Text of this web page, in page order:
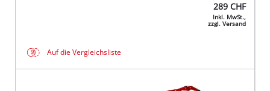
289 CHF
Inkl. MwSt.,
zzgl. Versand
Auf die Vergleichsliste